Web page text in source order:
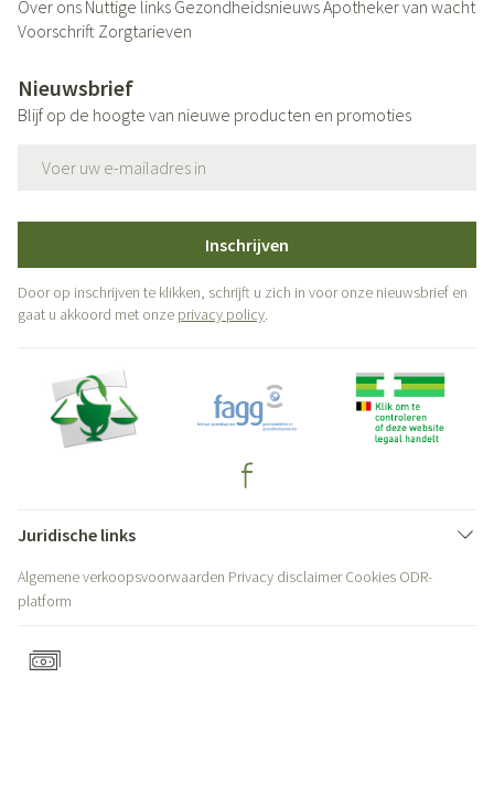
Over ons Nuttige links GezondheidsnieuwsApotheker van wacht
Voorschrift Zorgtarieven
Nieuwsbrief
Blijf op de hoogte van nieuwe producten en promoties
Inschrijven
Door op inschrijven te klikken, schrijft u zich in voor onze nieuwsbrief en
gaat u akkoord met onze privacy policy.
Juridische links
Algemene verkoopsvoorwaarden Privacy disclaimer Cookies ODR-
platform